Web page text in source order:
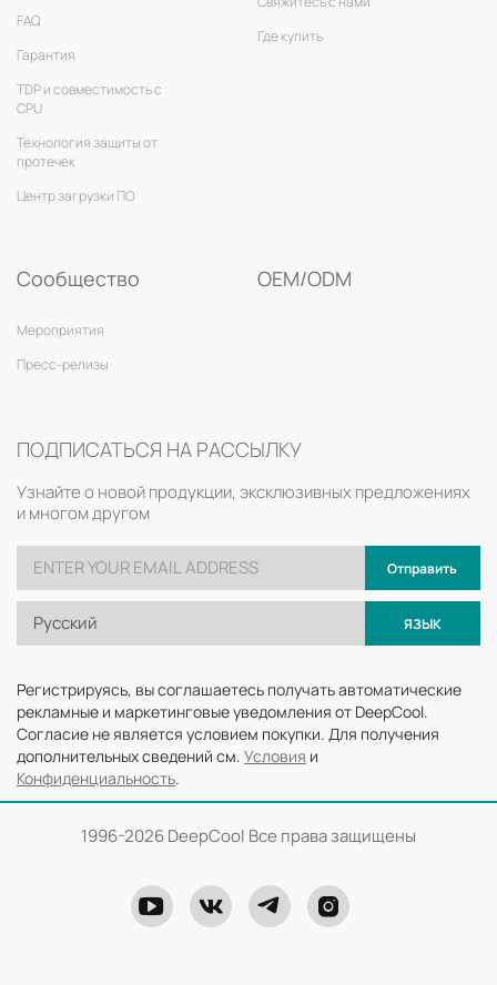
FAQ
Гарантия
TDP и совместимость с
CPU
Технология защиты от
протечек
Центр загрузки ПО
Где купить
Сообщество
Мероприятия
Пресс-релизы
OEM/ODM
ПОДПИСАТЬСЯ НА РАССЫЛКУ
Узнайте о новой продукции, эксклюзивных предложениях
и многом другом
Отправить
Русский ЯЗЫК
Регистрируясь, вы соглашаетесь получать автоматические
рекламные и маркетинговые уведомления от DeepCool.
Согласие не является условием покупки. Для получения
дополнительных сведений см. Условия и
Конфиденциальность.
1996-2026 DeepCool Все права защищены